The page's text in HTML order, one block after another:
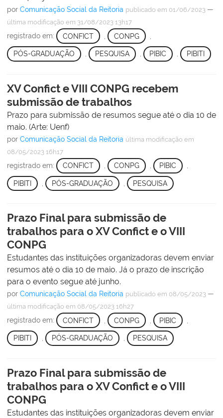
por Comunicação Social da Reitoria publicado em 01/06/2023 —
última modificação em 31/08/2023 13h17
registrado em: CONFICT CONPG
PÓS-GRADUAÇÃO , PESQUISA , PIBIC , PIBITI
XV Confict e VIII CONPG recebem
submissão de trabalhos
Prazo para submissão de resumos segue até o dia 10 de
maio. (Arte: Uenf)
por Comunicação Social da Reitoria última modificação em
08/05/2023 16h17
registrado em: CONFICT CONPG PIBIC
PIBITI PÓS-GRADUAÇÃO PESQUISA
Prazo Final para submissão de
trabalhos para o XV Confict e o VIII
CONPG
Estudantes das instituições organizadoras devem enviar
resumos até o dia 10 de maio. Já o prazo de inscrição
para o evento segue até junho.
por Comunicação Social da Reitoria publicado em 08/05/2023 —
última modificação em 08/05/2023 16h27
registrado em: CONFICT CONPG PIBIC
PIBITI , PÓS-GRADUAÇÃO , PESQUISA
Prazo Final para submissão de
trabalhos para o XV Confict e o VIII
CONPG
Estudantes das instituições organizadoras devem enviar